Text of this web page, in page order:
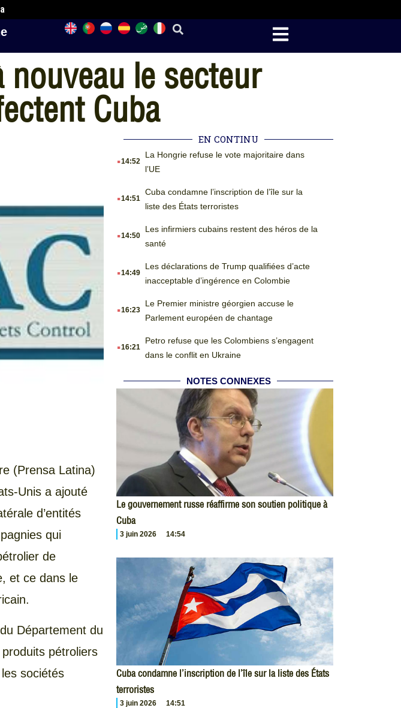
le secteur
Cuba
(Prensa Latina)
Unis a ajouté
d’entités
qui
de
et ce dans le
Département du
pétroliers
sociétés
EN CONTINU
.14:52
La Hongrie refuse le vote majoritaire dans
l’UE
.14:51
Cuba condamne l’inscription de l’île sur la
liste des États terroristes
.14:50
Les infirmiers cubains restent des héros de la
santé
.14:49
Les déclarations de Trump qualifiées d’acte
inacceptable d’ingérence en Colombie
.16:23
Le Premier ministre géorgien accuse le
Parlement européen de chantage
.16:21
Petro refuse que les Colombiens s’engagent
dans le conflit en Ukraine
NOTES CONNEXES
Le gouvernement russe réaffirme son soutien politique à
Cuba
3 juin 2026 14:54
Cuba condamne l’inscription de l’île sur la liste des États
terroristes
3 juin 2026 14:51